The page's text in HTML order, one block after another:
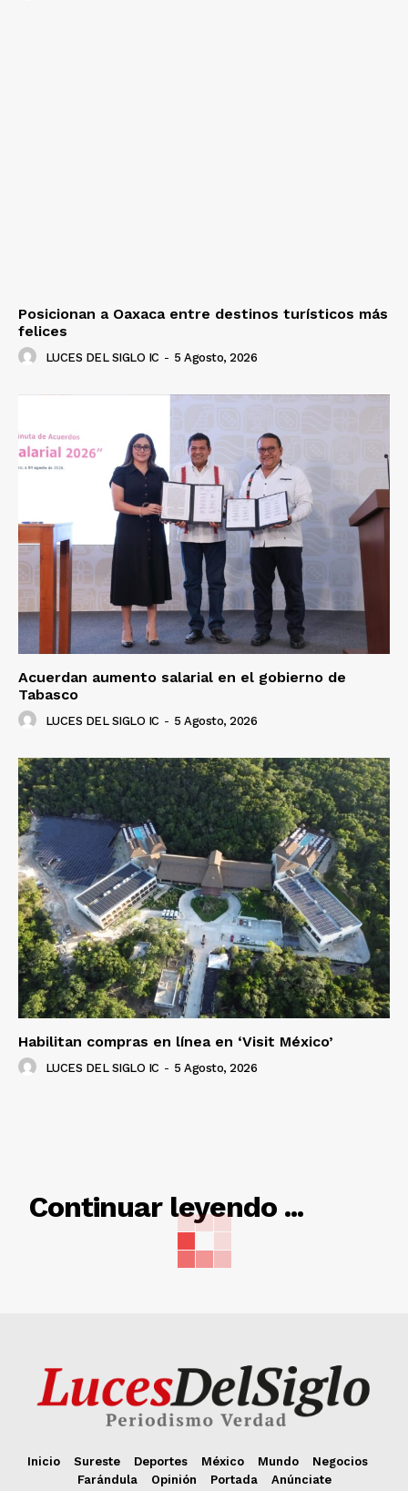
Posicionan a Oaxaca entre destinos turísticos más
felices
LUCES DEL SIGLO IC - 5 Agosto, 2026
Acuerdan aumento salarial en el gobierno de
Tabasco
LUCES DEL SIGLO IC - 5 Agosto, 2026
Habilitan compras en línea en ‘Visit México’
LUCES DEL SIGLO IC - 5 Agosto, 2026
Continuar leyendo ...
RELACIONADO
Inicio Sureste Deportes México Mundo
Negocios
Farándula
Opinión Portada Anúnciate